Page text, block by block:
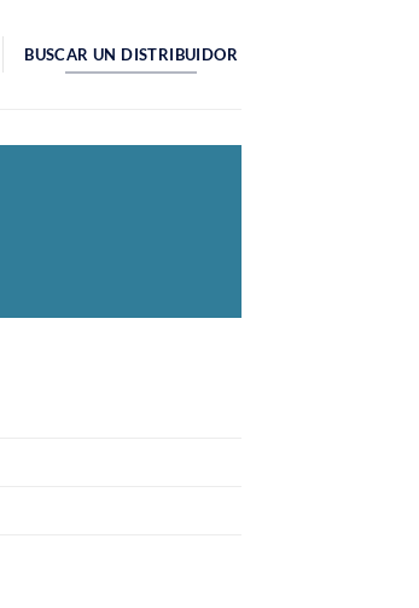
BUSCAR UN DISTRIBUIDOR